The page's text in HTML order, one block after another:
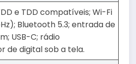
e TDD compatíveis; Wi-Fi
Bluetooth 5.3; entrada de
USB-C; rádio
de digital sob a tela.